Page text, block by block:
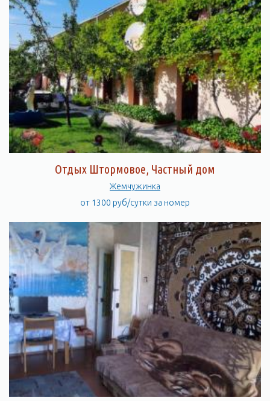
Отдых Штормовое, Частный дом
Жемчужинка
от 1300 руб/сутки за номер